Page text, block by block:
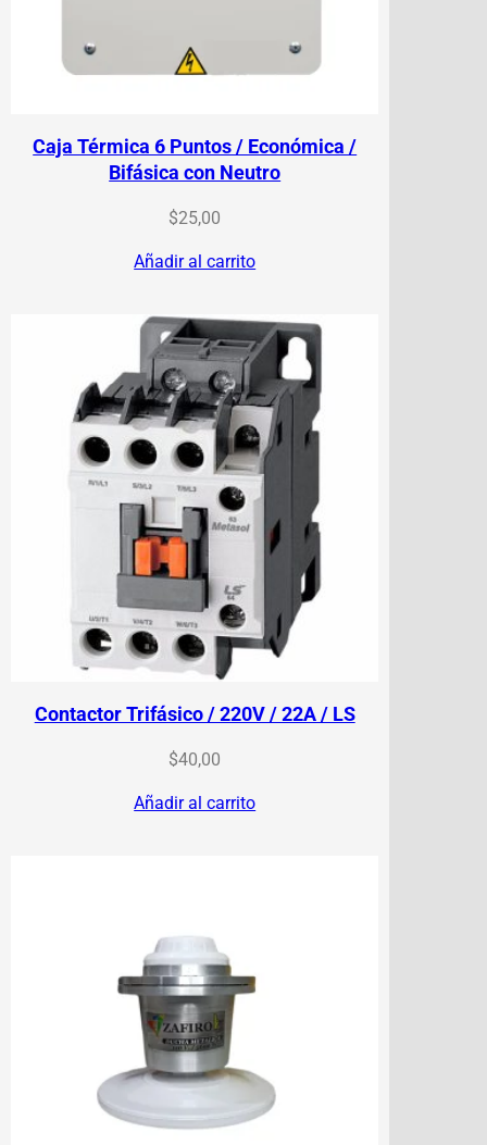
Caja Térmica 6 Puntos / Económica /
Bifásica con Neutro
$25,00
Añadir al carrito
Contactor Trifásico / 220V / 22A / LS
$40,00
Añadir al carrito